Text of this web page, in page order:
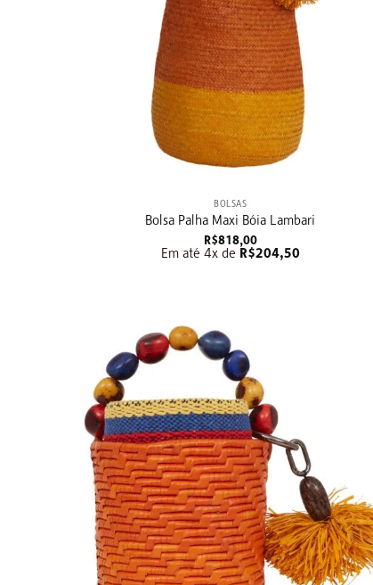
BOLSAS
Bolsa Palha Maxi Bóia Lambari
R$818,00
Em até 4x de R$204,50